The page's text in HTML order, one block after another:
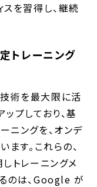
を習得し、継続
レーニング
術を最大限に活
プしており、基
ニングを、オンデ
ます。これらの、
トレーニングメ
のは、Google が